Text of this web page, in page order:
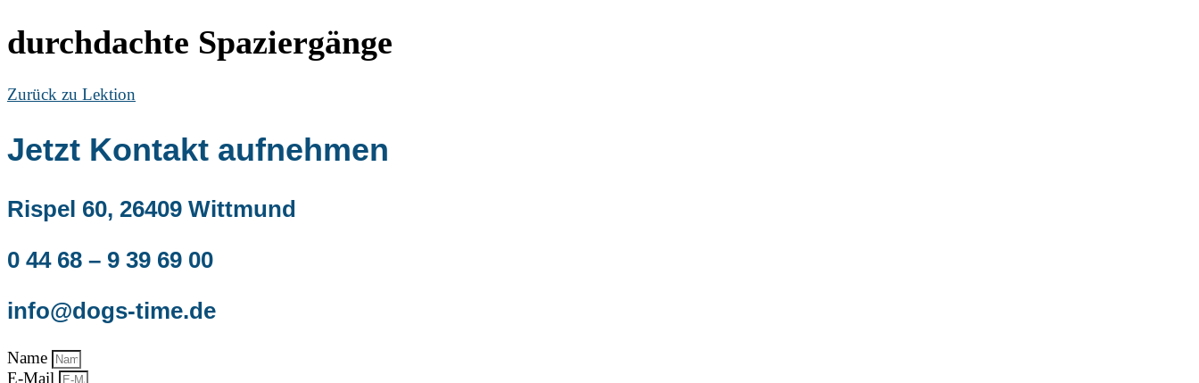
durchdachte Spaziergänge
Zurück zu Lektion
Jetzt Kontakt aufnehmen
Rispel 60, 26409 Wittmund
0 44 68 – 9 39 69 00
info@dogs-time.de
Name
E-Mail